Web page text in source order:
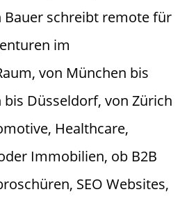
Bauer schreibt remote für
im
von München bis
Düsseldorf, von Zürich
Healthcare,
Immobilien, ob B2B
SEO Websites,